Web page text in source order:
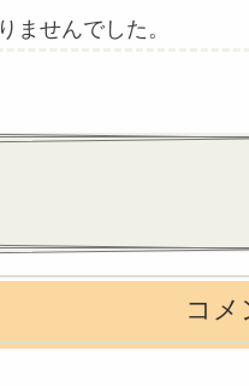
ませんでした。
コメ